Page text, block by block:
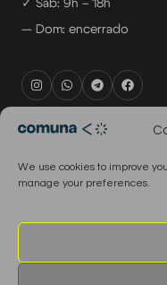
We use cookies to improve
manage your preferences.
✓ Sáb: 9h – 18h
— Dom: encerrado
rental@comuna.pt
production@comuna.pt